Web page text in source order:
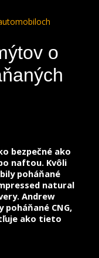
o
bezpečné ako
naftou. Kvôli
poháňané
natural
Andrew
CNG,
ako tieto